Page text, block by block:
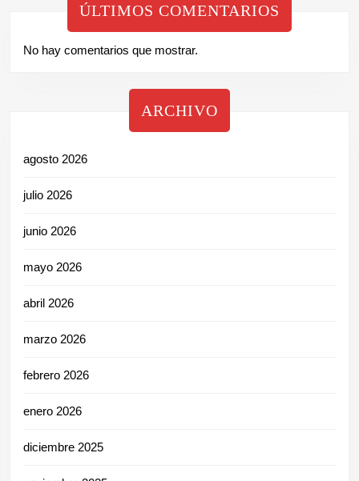
ÚLTIMOS COMENTARIOS
No hay comentarios que mostrar.
ARCHIVO
agosto 2026
julio 2026
junio 2026
mayo 2026
abril 2026
marzo 2026
febrero 2026
enero 2026
diciembre 2025